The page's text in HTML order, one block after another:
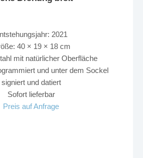
2021
40 × 19 × 18 cm
mit natürlicher Oberfläche
und unter dem Sockel
signiert und datiert
Sofort lieferbar
Preis auf Anfrage